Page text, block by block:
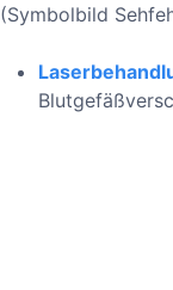
(Symbolbild